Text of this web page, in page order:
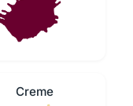
Creme